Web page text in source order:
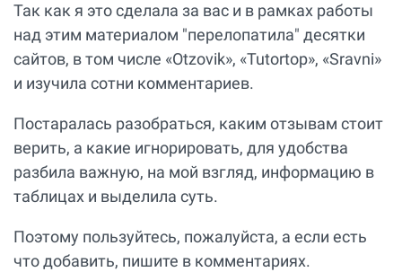
Так как я это сделала за вас и в рамках работы
над этим материалом "перелопатила" десятки
сайтов, в том числе «Otzovik», «Tutortop», «Sravni»
и изучила сотни комментариев.
Постаралась разобраться, каким отзывам стоит
верить, а какие игнорировать, для удобства
разбила важную, на мой взгляд, информацию в
таблицах и выделила суть.
Поэтому пользуйтесь, пожалуйста, а если есть
что добавить, пишите в комментариях.